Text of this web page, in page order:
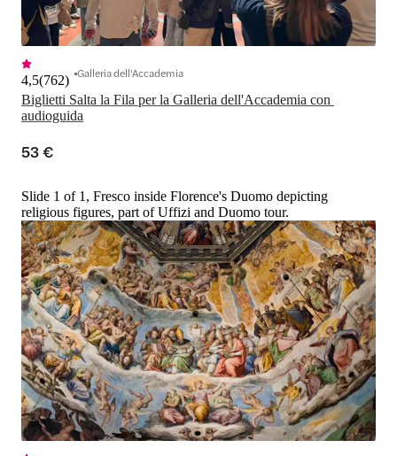
Biglietti Salta la Fila per la Galleria dell'Accademia con
audioguida
4,5(762) Galleria dell'Accademia
53 €
Slide 1 of 1, Fresco inside Florence's Duomo depicting
religious figures, part of Uffizi and Duomo tour.